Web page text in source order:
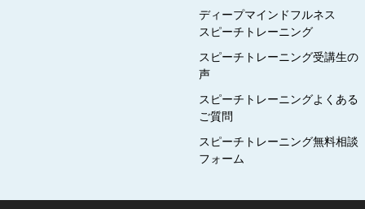
ディープマインドフルネス
スピーチトレーニング
スピーチトレーニング受講生の
声
スピーチトレーニングよくある
ご質問
スピーチトレーニング無料相談
フォーム